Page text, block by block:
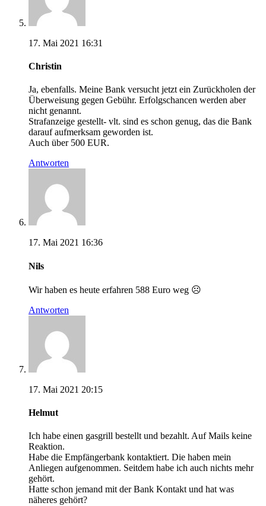
17. Mai 2021 16:31
Christin
Ja, ebenfalls. Meine Bank versucht jetzt ein Zurückholen der
Überweisung gegen Gebühr. Erfolgschancen werden aber
nicht genannt.
Strafanzeige gestellt- vlt. sind es schon genug, das die Bank
darauf aufmerksam geworden ist.
Auch über 500 EUR.
Antworten
17. Mai 2021 16:36
Nils
Wir haben es heute erfahren 588 Euro weg ☹️
Antworten
17. Mai 2021 20:15
Helmut
Ich habe einen gasgrill bestellt und bezahlt. Auf Mails keine
Reaktion.
Habe die Empfängerbank kontaktiert. Die haben mein
Anliegen aufgenommen. Seitdem habe ich auch nichts mehr
gehört.
Hatte schon jemand mit der Bank Kontakt und hat was
näheres gehört?